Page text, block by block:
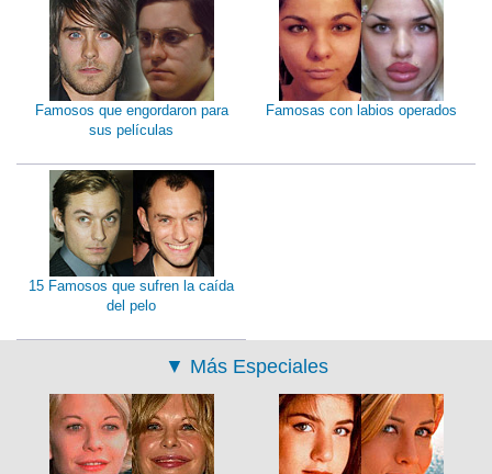
Famosos que engordaron para
sus películas
Famosas con labios operados
15 Famosos que sufren la caída
del pelo
▼ Más Especiales